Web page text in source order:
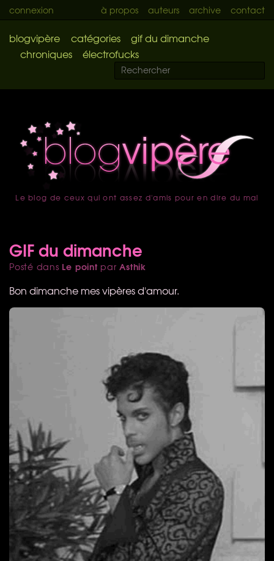
connexion à propos auteurs archive contact
blogvipère catégories
gif du dimanche
chroniques
électrofucks
accueil
Le blog de ceux qui ont assez d'amis pour en dire du mal
GIF du dimanche
Posté dans Le point parAsthik
Bon dimanche mes vipères d'amour.